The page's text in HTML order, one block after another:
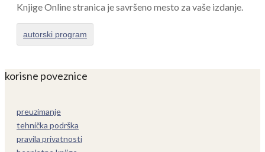
Knjige Online stranica je savršeno mesto za vaše izdanje.
autorski program
korisne poveznice
preuzimanje
tehnička podrška
pravila privatnosti